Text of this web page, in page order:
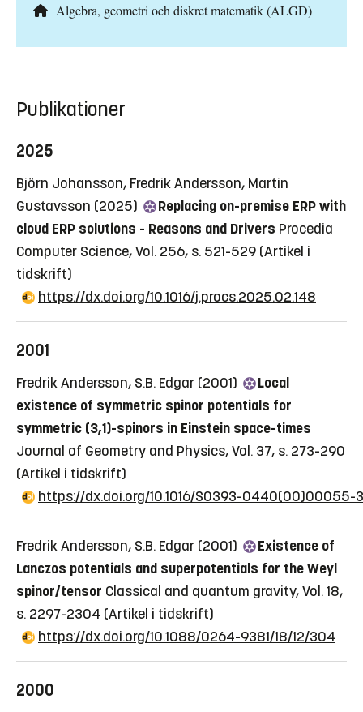
Algebra, geometri och diskret matematik (ALGD)
Publikationer
2025
Björn Johansson, Fredrik Andersson, Martin
Gustavsson (2025)
Replacing on-premise ERP with
cloud ERP solutions - Reasons and Drivers Procedia
Computer Science, Vol. 256, s. 521-529 (Artikel i
tidskrift)
https://dx.doi.org/10.1016/j.procs.2025.02.148
2001
Fredrik Andersson, S.B. Edgar (2001)
Local
existence of symmetric spinor potentials for
symmetric (3,1)-spinors in Einstein space-times
Journal of Geometry and Physics, Vol. 37, s. 273-290
(Artikel i tidskrift)
https://dx.doi.org/10.1016/S0393-0440(00)00055-3
Fredrik Andersson, S.B. Edgar (2001)
Existence of
Lanczos potentials and superpotentials for the Weyl
spinor/tensor Classical and quantum gravity, Vol. 18,
s. 2297-2304 (Artikel i tidskrift)
https://dx.doi.org/10.1088/0264-9381/18/12/304
2000